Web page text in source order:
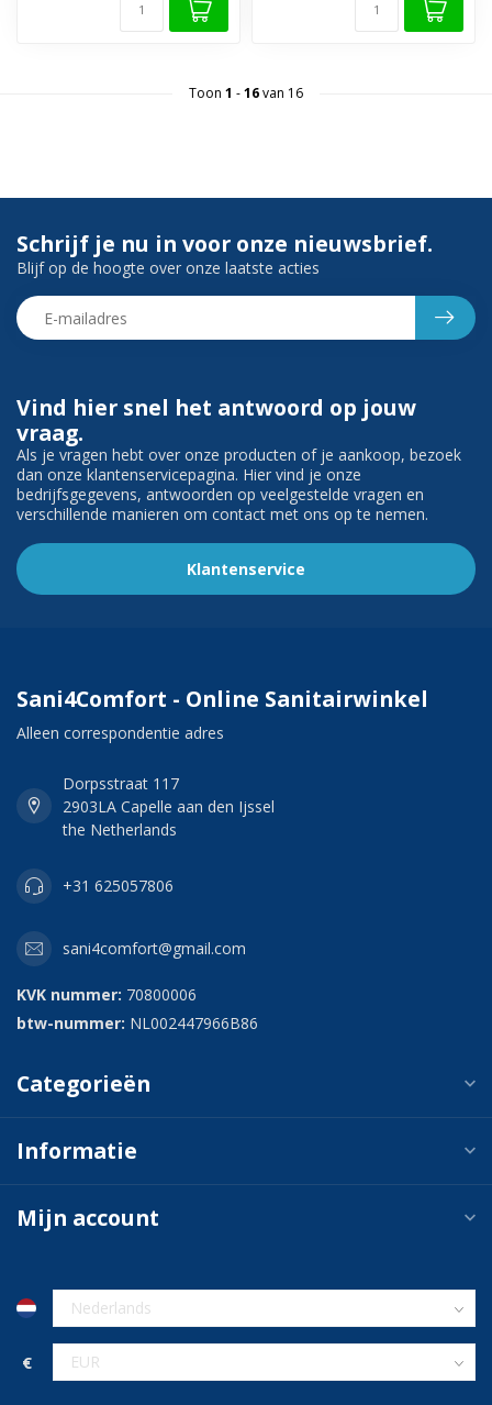
Toon 1 -16van 16
Vind hier snel het antwoord op jouw
vraag.
Als je vragen hebt over onze producten of je aankoop, bezoek
dan onze klantenservicepagina. Hier vind je onze
bedrijfsgegevens, antwoorden op veelgestelde vragen en
verschillende manieren om contact met ons op te nemen.
Klantenservice
Schrijf je nu in voor onze nieuwsbrief.
Blijf op de hoogte over onze laatste acties
Sani4Comfort - Online Sanitairwinkel
Alleen correspondentie adres
Dorpsstraat 117
2903LA Capelle aan den Ijssel
the Netherlands
+31 625057806
sani4comfort@gmail.com
KVK nummer: 70800006
btw-nummer: NL002447966B86
Categorieën
Informatie
Mijn account
€